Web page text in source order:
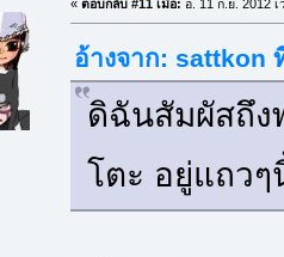
« ตอบกลับ #11 เมื่อ: อ. 11 ก.ย. 2012
อ้างจาก: sattkon
ดิฉันสัมผัสถึง
โตะ อยู่แถวๆ